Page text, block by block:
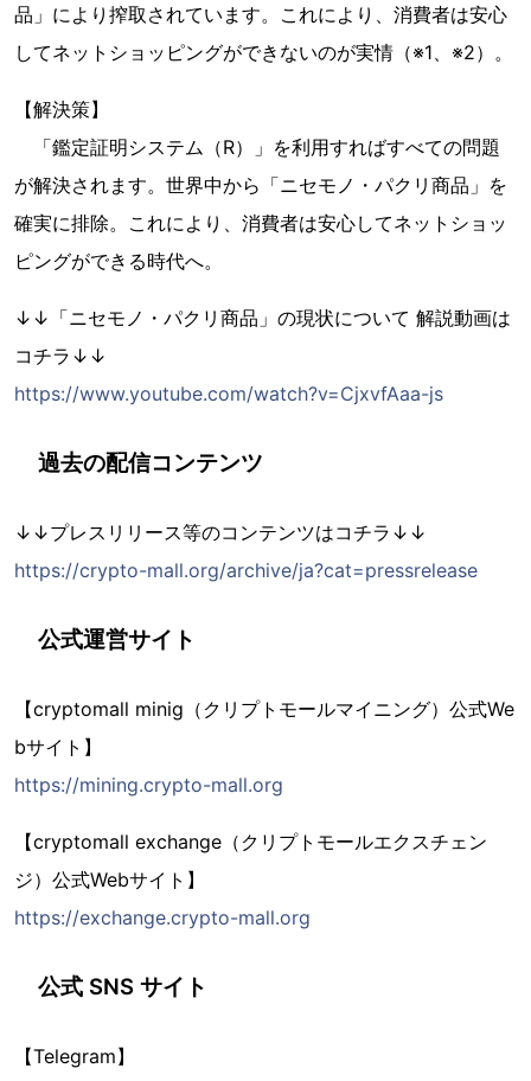
品」により搾取されています。これにより、消費者は安心
してネットショッピングができないのが実情（※1、※2）。
【解決策】
「鑑定証明システム（R）」を利用すればすべての問題
が解決されます。世界中から「ニセモノ・パクリ商品」を
確実に排除。これにより、消費者は安心してネットショッ
ピングができる時代へ。
↓↓「ニセモノ・パクリ商品」の現状について 解説動画は
コチラ↓↓
https://www.youtube.com/watch?v=CjxvfAaa-js
過去の配信コンテンツ
↓↓プレスリリース等のコンテンツはコチラ↓↓
https://crypto-mall.org/archive/ja?cat=pressrelease
公式運営サイト
【cryptomall minig（クリプトモールマイニング）公式We
bサイト】
https://mining.crypto-mall.org
【cryptomall exchange（クリプトモールエクスチェン
ジ）公式Webサイト】
https://exchange.crypto-mall.org
公式 SNS サイト
【Telegram】